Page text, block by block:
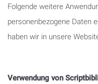
Folgende weitere
personenbezogene Daten
haben wir in unsere
Verwendung von